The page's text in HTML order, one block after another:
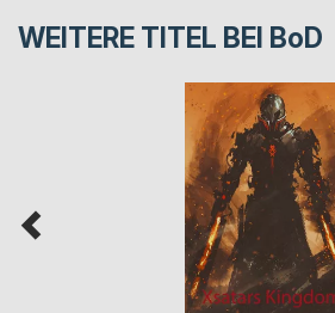
WEITERE TITEL BEI BoD